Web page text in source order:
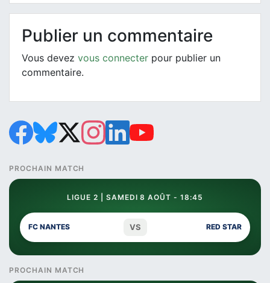
Publier un commentaire
Vous devez vous connecter pour publier un
commentaire.
PROCHAIN MATCH
LIGUE 2 | SAMEDI 8 AOÛT - 18:45
FC NANTES VS RED STAR
PROCHAIN MATCH